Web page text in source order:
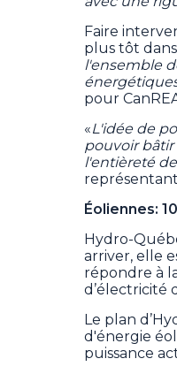
Faire
plus tôt
l'ensemble
pour
«L'idée de
pouvoir
l'entièreté
Éoliennes:
Hydro-
arriver, elle
répondre à
d’électricité
Le plan
d'énergie
puissance